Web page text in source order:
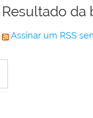
Resultado da
Assinar um RSS